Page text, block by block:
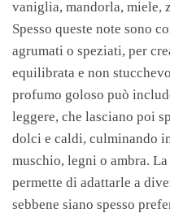
vaniglia, mandorla, miele,
Spesso queste note sono
agrumati o speziati, per
equilibrata e non
profumo goloso può
leggere, che lasciano poi
dolci e caldi, culminando
muschio, legni o ambra.
permette di adattarle a
sebbene siano spesso